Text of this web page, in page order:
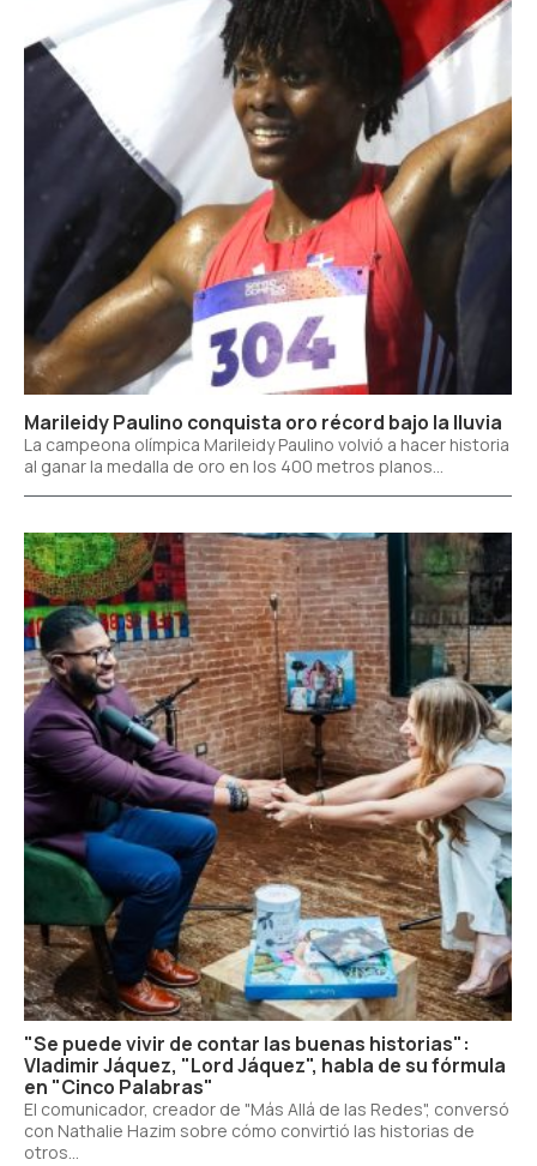
Marileidy Paulino conquista oro récord bajo la lluvia
La campeona olímpica Marileidy Paulino volvió a hacer historia
al ganar la medalla de oro en los 400 metros planos...
"Se puede vivir de contar las buenas historias":
Vladimir Jáquez, "Lord Jáquez", habla de su fórmula
en "Cinco Palabras"
El comunicador, creador de "Más Allá de las Redes", conversó
con Nathalie Hazim sobre cómo convirtió las historias de
otros...